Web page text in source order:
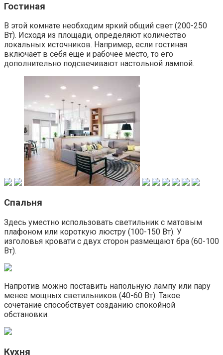
Гостиная
В этой комнате необходим яркий общий свет (200-250
Вт). Исходя из площади, определяют количество
локальных источников. Например, если гостиная
включает в себя еще и рабочее место, то его
дополнительно подсвечивают настольной лампой.
Спальня
Здесь уместно использовать светильник с матовым
плафоном или короткую люстру (100-150 Вт). У
изголовья кровати с двух сторон размещают бра (60-100
Вт).
Напротив можно поставить напольную лампу или пару
менее мощных светильников (40-60 Вт). Такое
сочетание способствует созданию спокойной
обстановки.
Кухня